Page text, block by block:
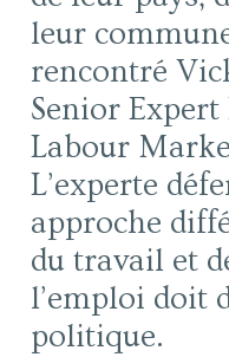
leur
rencontré
Senior
Labour
L’experte
approche
du travail et
l’emploi doit
politique.